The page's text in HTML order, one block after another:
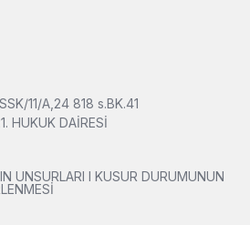
11/A,24 818 s.BK.41
HUKUK DAİRESİ
UNSURLARI l KUSUR DURUMUNUN